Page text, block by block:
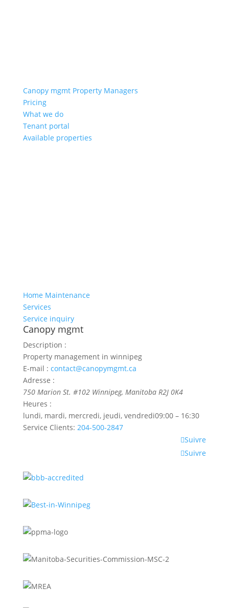
Canopy mgmt Property Managers
Pricing
What we do
Tenant portal
Available properties
Home Maintenance
Services
Service inquiry
Canopy mgmt
Description :
Property management in winnipeg
E-mail : contact@canopymgmt.ca
Adresse :
750 Marion St. #102 Winnipeg, Manitoba R2J 0K4
Heures :
lundi, mardi, mercredi, jeudi, vendredi09:00 – 16:30
Service Clients: 204-500-2847
Suivre
Suivre